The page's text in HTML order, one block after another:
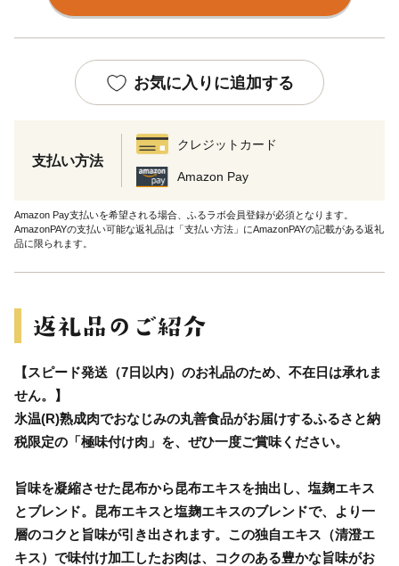
お気に入りに追加する
支払い方法
クレジットカード
Amazon Pay
Amazon Pay支払いを希望される場合、ふるラボ会員登録が必須となります。
AmazonPAYの支払い可能な返礼品は「支払い方法」にAmazonPAYの記載がある返礼
品に限られます。
【スピード発送（7日以内）のお礼品のため、不在日は承れま
せん。】
氷温(R)熟成肉でおなじみの丸善食品がお届けするふるさと納
税限定の「極味付け肉」を、ぜひ一度ご賞味ください。
旨味を凝縮させた昆布から昆布エキスを抽出し、塩麹エキス
とブレンド。昆布エキスと塩麹エキスのブレンドで、より一
層のコクと旨味が引き出されます。この独自エキス（清澄エ
キス）で味付け加工したお肉は、コクのある豊かな旨味がお